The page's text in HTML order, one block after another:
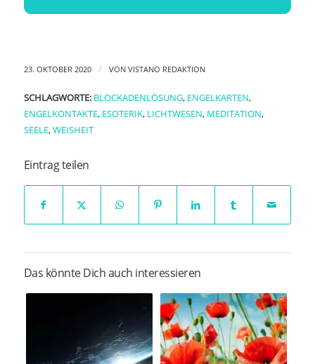
23. OKTOBER 2020 / VON VISTANO REDAKTION
SCHLAGWORTE: BLOCKADENLÖSUNG, ENGELKARTEN,
ENGELKONTAKTE, ESOTERIK, LICHTWESEN, MEDITATION,
SEELE,WEISHEIT
Eintrag teilen
Das könnte Dich auch interessieren